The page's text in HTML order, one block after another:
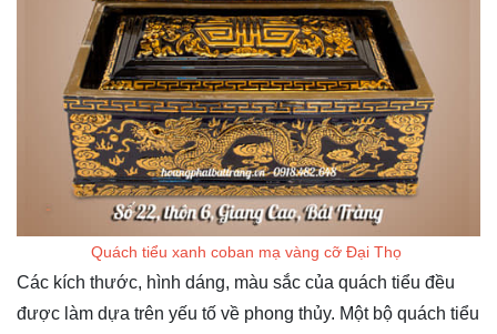
Quách tiểu xanh coban mạ vàng cỡ Đại Thọ
Các kích thước, hình dáng, màu sắc của quách tiểu đều
được làm dựa trên yếu tố về phong thủy. Một bộ quách tiểu